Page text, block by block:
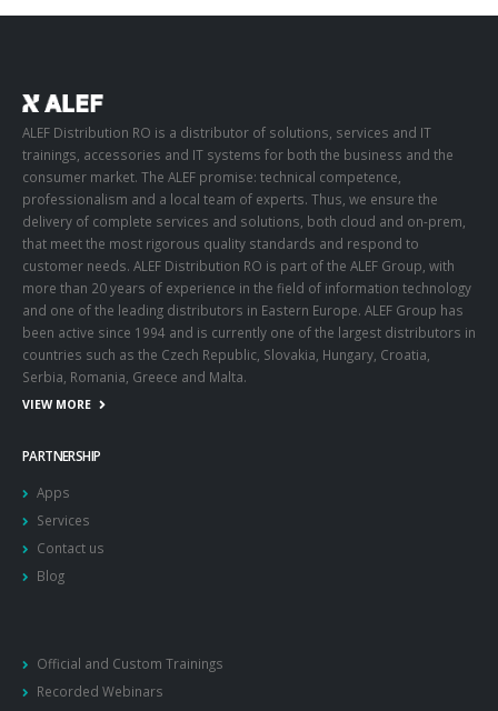
ALEF Distribution RO is a distributor of solutions, services and IT
trainings, accessories and IT systems for both the business and the
consumer market. The ALEF promise: technical competence,
professionalism and a local team of experts. Thus, we ensure the
delivery of complete services and solutions, both cloud and on-prem,
that meet the most rigorous quality standards and respond to
customer needs. ALEF Distribution RO is part of the ALEF Group, with
more than 20 years of experience in the field of information technology
and one of the leading distributors in Eastern Europe. ALEF Group has
been active since 1994 and is currently one of the largest distributors in
countries such as the Czech Republic, Slovakia, Hungary, Croatia,
Serbia, Romania, Greece and Malta.
VIEW MORE
PARTNERSHIP
Apps
Services
Contact us
Blog
Official and Custom Trainings
Recorded Webinars